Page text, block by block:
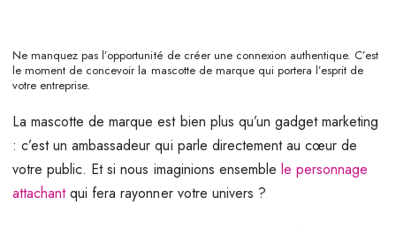
Ne manquez pas l’opportunité de créer une connexion authentique. C’est
le moment de concevoir la mascotte de marque qui portera l’esprit de
votre entreprise.
La mascotte de marque est bien plus qu’un gadget marketing
: c’est un ambassadeur qui parle directement au cœur de
votre public. Et si nous imaginions ensemble le personnage
attachantqui fera rayonner votre univers ?